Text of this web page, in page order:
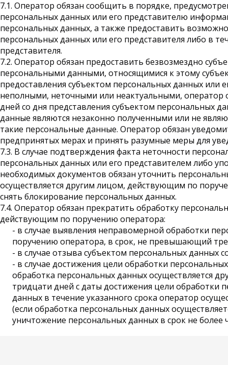
7.1. Оператор обязан сообщить в порядке,
персональных данных или его представителю
персональных данных, а также предоставить
персональных данных или его представителя либо в
представителя.
7.2. Оператор обязан предоставить безвозмездно
персональными данными, относящимися к этому
предоставления субъектом персональных данных
неполными, неточными или неактуальными,
дней со дня представления субъектом персональных
данные являются незаконно полученными или не
такие персональные данные. Оператор обязан
предпринятых мерах и принять разумные меры для
7.3. В случае подтверждения факта неточности
персональных данных или его представителем либо
необходимых документов обязан уточнить
осуществляется другим лицом, действующим по
снять блокирование персональных данных.
7.4. Оператор обязан прекратить обработку
действующим по поручению оператора:
- в случае выявления неправомерной обработки
поручению оператора, в срок, не превышающий
- в случае отзыва субъектом персональных данных
- в случае достижения цели обработки
обработка персональных данных
тридцати дней с даты достижения цели обработки
данных в течение указанного срока оператор
(если обработка персональных данных
уничтожение персональных данных в срок не